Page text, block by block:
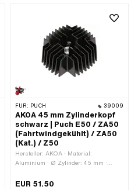
FÜR: PUCH 39009
AKOA 45 mm Zylinderkopf
schwarz | Puch E50 / ZA50
(Fahrtwindgekühlt) / ZA50
(Kat.) / Z50
Hersteller: AKOA · Material:
Aluminium · Ø Zylinder: 45 mm ·
Oberfläche: lackiert · Gesamtlänge:
EUR 51.50